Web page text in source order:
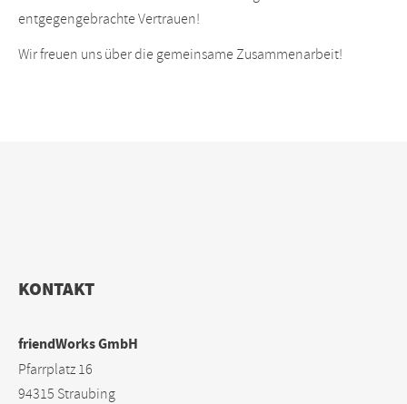
entgegengebrachte Vertrauen!
Wir freuen uns über die gemeinsame Zusammenarbeit!
KONTAKT
friendWorks GmbH
Pfarrplatz 16
94315 Straubing